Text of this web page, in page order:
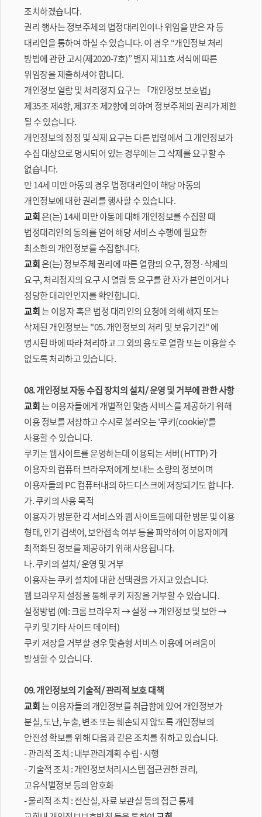
조치하겠습니다.
권리 행사는 정보주체의 법정대리인이나 위임을 받은 자 등
대리인을 통하여 하실 수 있습니다. 이 경우 “개인정보 처리
방법에 관한 고시(제2020-7호)” 별지 제11호 서식에 따른
위임장을 제출하셔야 합니다.
개인정보 열람 및 처리정지 요구는 「개인정보 보호법」
제35조 제4항, 제37조 제2항에 의하여 정보주체의 권리가 제한
될 수 있습니다.
개인정보의 정정 및 삭제 요구는 다른 법령에서 그 개인정보가
수집 대상으로 명시되어 있는 경우에는 그 삭제를 요구할 수
없습니다.
만 14세 미만 아동의 경우 법정대리인이 해당 아동의
개인정보에 대한 권리를 행사할 수 있습니다.
교회 은(는) 14세 미만 아동에 대해 개인정보를 수집할 때
법정대리인의 동의를 얻어 해당 서비스 수행에 필요한
최소한의 개인정보를 수집합니다.
교회 은(는) 정보주체 권리에 따른 열람의 요구, 정정·삭제의
요구, 처리정지의 요구 시 열람 등 요구를 한 자가 본인이거나
정당한 대리인인지를 확인합니다.
교회 는 이용자 혹은 법정 대리인의 요청에 의해 해지 또는
삭제된 개인정보는 "05. 개인정보의 처리 및 보유기간" 에
명시된 바에 따라 처리하고 그 외의 용도로 열람 또는 이용할 수
없도록 처리하고 있습니다.
08. 개인정보 자동 수집 장치의 설치/ 운영 및 거부에 관한 사항
교회 는 이용자들에게 개별적인 맞춤 서비스를 제공하기 위해
이용 정보를 저장하고 수시로 불러오는 '쿠키(cookie)'를
사용할 수 있습니다.
쿠키는 웹사이트를 운영하는데 이용되는 서버( HTTP) 가
이용자의 컴퓨터 브라우저에게 보내는 소량의 정보이며
이용자들의 PC 컴퓨터내의 하드디스크에 저장되기도 합니다.
가. 쿠키의 사용 목적
이용자가 방문한 각 서비스와 웹 사이트들에 대한 방문 및 이용
형태, 인기 검색어, 보안접속 여부 등을 파악하여 이용자에게
최적화된 정보를 제공하기 위해 사용됩니다.
나. 쿠키의 설치/ 운영 및 거부
이용자는 쿠키 설치에 대한 선택권을 가지고 있습니다.
웹 브라우저 설정을 통해 쿠키 저장을 거부할 수 있습니다.
설정방법 (예: 크롬 브라우저 → 설정 → 개인정보 및 보안 →
쿠키 및 기타 사이트 데이터)
쿠키 저장을 거부할 경우 맞춤형 서비스 이용에 어려움이
발생할 수 있습니다.
09. 개인정보의 기술적/ 관리적 보호 대책
교회 는 이용자들의 개인정보를 취급함에 있어 개인정보가
분실, 도난, 누출, 변조 또는 훼손되지 않도록 개인정보의
안전성 확보를 위해 다음과 같은 조치를 취하고 있습니다.
- 관리적 조치 : 내부관리계획 수립·시행
- 기술적 조치 : 개인정보처리시스템 접근권한 관리,
고유식별정보 등의 암호화
- 물리적 조치 : 전산실, 자료 보관실 등의 접근 통제